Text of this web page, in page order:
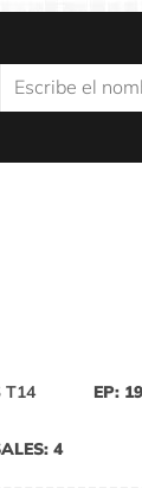
T14 EP:
4